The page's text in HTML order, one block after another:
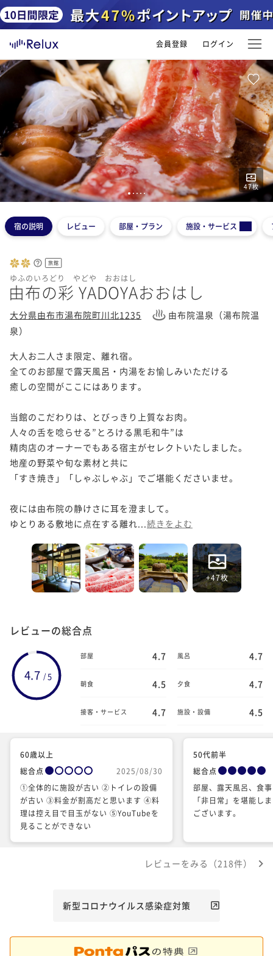
会員登録 ログイン
47枚
1 2 3 4 5
宿の説明 レビュー 部屋・プラン 施設・サービス
旅館
ゆふのいろどり やどや おおはし
由布の彩 YADOYAおおはし
大分県由布市湯布院町川北1235
由布院温泉（湯布院温
泉）
大人お二人さま限定、離れ宿。
全てのお部屋で露天風呂・内湯をお愉しみいただける
癒しの空間がここにはあります。
当館のこだわりは、とびっきり上質なお肉。
人々の舌を唸らせる”とろける黒毛和牛”は
精肉店のオーナーでもある宿主がセレクトいたしました。
地産の野菜や旬な素材と共に
「すき焼き」「しゃぶしゃぶ」でご堪能くださいませ。
夜には由布院の静けさに耳を澄まして。
ゆとりある敷地に点在する離れ... 続きをよむ
+47枚
レビューの総合点
4.7 / 5
部屋 4.7 風呂 4.7
朝食 4.5 夕食 4.7
接客・サービス 4.7 施設・設備 4.5
60歳以上
総合点
2025/08/30
①全体的に施設が古い ②トイレの設備
が古い ③料金が割高だと思います ④料
理は控え目で目玉がない ⑤YouTubeを
見ることができない
50代前半
総合点
部屋、露天風呂、食
「非日常」を堪能し
ございます。
レビューをみる（218件）
新型コロナウイルス感染症対策